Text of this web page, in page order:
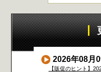
2026年08月
【販促のヒント】